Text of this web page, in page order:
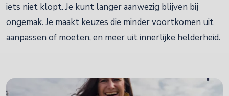
iets niet klopt. Je kunt langer aanwezig blijven bij
ongemak. Je maakt keuzes die minder voortkomen uit
aanpassen of moeten, en meer uit innerlijke helderheid.